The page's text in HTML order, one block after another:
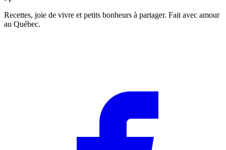
Recettes, joie de vivre et petits bonheurs à partager. Fait avec amour
au Québec.